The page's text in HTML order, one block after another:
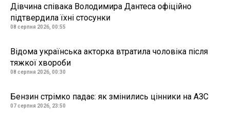
Дівчина співака Володимира Дантеса офіційно
підтвердила їхні стосунки
08 серпня 2026, 00:55
Відома українська акторка втратила чоловіка після
тяжкої хвороби
08 серпня 2026, 00:30
Бензин стрімко падає: як змінились цінники на АЗС
07 серпня 2026, 23:50